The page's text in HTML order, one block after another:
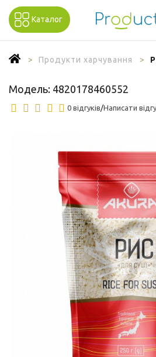
Каталог
Продукти харчування
Модель: 4820178460552
0 відгуків/Написати